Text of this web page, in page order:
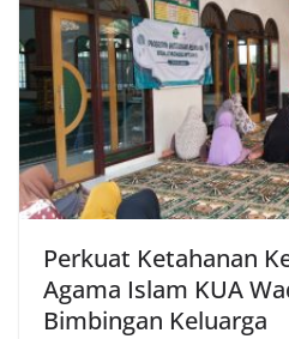
Perkuat Ketahanan
Agama Islam KUA
Bimbingan Keluarga